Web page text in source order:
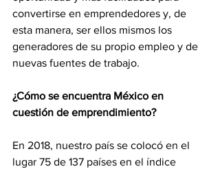
convertirse en emprendedores y, de
esta manera, ser ellos mismos los
generadores de su propio empleo y de
nuevas fuentes de trabajo.
¿Cómo se encuentra México en
cuestión de emprendimiento?
En 2018, nuestro país se colocó en el
lugar 75 de 137 países en el índice